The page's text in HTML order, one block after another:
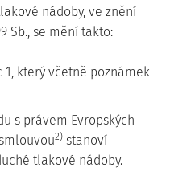
nádoby, ve znění
Sb., se mění takto:
1, který včetně poznámek
s právem Evropských
2) stanoví
tlakové nádoby.